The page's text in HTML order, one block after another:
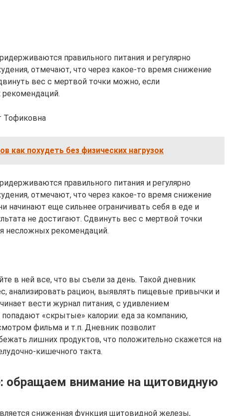
правильного питания и регулярно
отмечают, что через какое-то время снижение
вес с мертвой точки можно, если
Тофиковна
как похудеть без физических нагрузок
правильного питания и регулярно
отмечают, что через какое-то время снижение
начинают еще сильнее ограничивать себя в еде и
не достигают. Сдвинуть вес с мертвой точки
несложных рекомендаций.
в ней все, что вы съели за день. Такой дневник
анализировать рацион, выявлять пищевые привычки и
вести журнал питания, с удивлением
«скрытые» калории: еда за компанию,
фильма и т.п. Дневник позволит
лишних продуктов, что положительно скажется на
кишечного такта.
обращаем внимание на щитовидную
сниженная функция щитовидной железы,